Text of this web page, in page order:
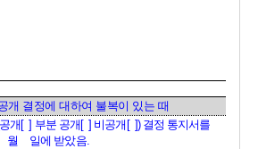
개 결정에 대하여 불복이 있는 때
공개 [  ] 부분 공개 [  ] 비공개 [  ]) 결정 통지서를
월    일에 받았음.